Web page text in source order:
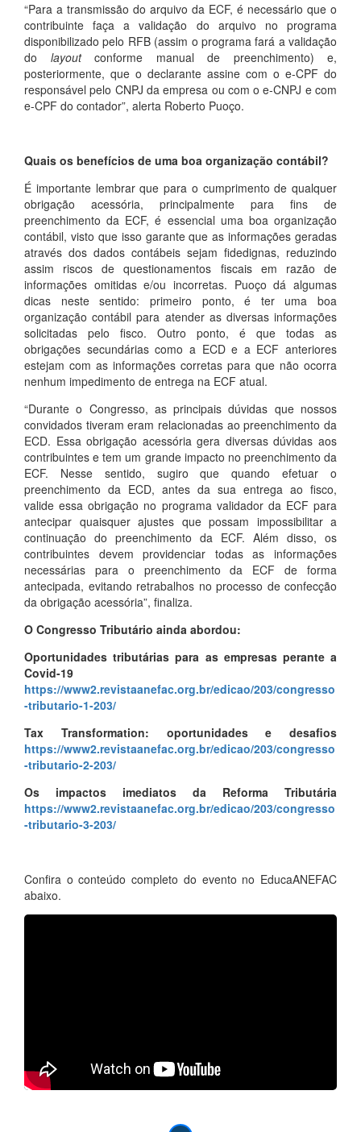
“Para a transmissão do arquivo da ECF, é necessário que o
contribuinte faça a validação do arquivo no programa
disponibilizado pelo RFB (assim o programa fará a validação
do layoutconforme manual de preenchimento) e,
posteriormente, que o declarante assine com o e-CPF do
responsável pelo CNPJ da empresa ou com o e-CNPJ e com
e-CPF do contador”, alerta Roberto Puoço.
Quais os benefícios de uma boa organização contábil?
É importante lembrar que para o cumprimento de qualquer
obrigação acessória, principalmente para fins de
preenchimento da ECF, é essencial uma boa organização
contábil, visto que isso garante que as informações geradas
através dos dados contábeis sejam fidedignas, reduzindo
assim riscos de questionamentos fiscais em razão de
informações omitidas e/ou incorretas. Puoço dá algumas
dicas neste sentido: primeiro ponto, é ter uma boa
organização contábil para atender as diversas informações
solicitadas pelo fisco. Outro ponto, é que todas as
obrigações secundárias como a ECD e a ECF anteriores
estejam com as informações corretas para que não ocorra
nenhum impedimento de entrega na ECF atual.
“Durante o Congresso, as principais dúvidas que nossos
convidados tiveram eram relacionadas ao preenchimento da
ECD. Essa obrigação acessória gera diversas dúvidas aos
contribuintes e tem um grande impacto no preenchimento da
ECF. Nesse sentido, sugiro que quando efetuar o
preenchimento da ECD, antes da sua entrega ao fisco,
valide essa obrigação no programa validador da ECF para
antecipar quaisquer ajustes que possam impossibilitar a
continuação do preenchimento da ECF. Além disso, os
contribuintes devem providenciar todas as informações
necessárias para o preenchimento da ECF de forma
antecipada, evitando retrabalhos no processo de confecção
da obrigação acessória”, finaliza.
O Congresso Tributário ainda abordou:
Oportunidades tributárias para as empresas perante a
Covid-19
https://www2.revistaanefac.org.br/edicao/203/congresso
-tributario-1-203/
Tax Transformation: oportunidades e desafios
https://www2.revistaanefac.org.br/edicao/203/congresso
-tributario-2-203/
Os impactos imediatos da Reforma Tributária
https://www2.revistaanefac.org.br/edicao/203/congresso
-tributario-3-203/
Confira o conteúdo completo do evento no EducaANEFAC
abaixo.